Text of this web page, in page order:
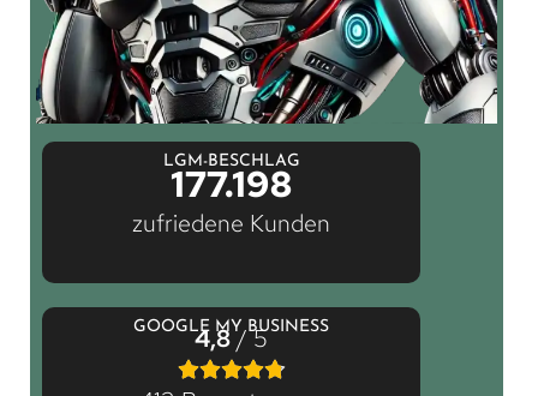
LGM-BESCHLAG
177.198
zufriedene Kunden
GOOGLE MY BUSINESS
4,8/ 5